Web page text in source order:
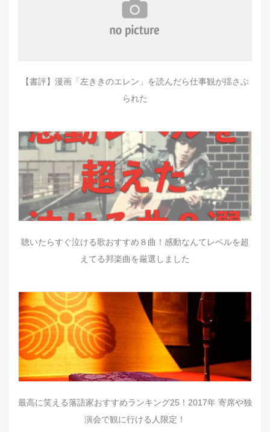
【書評】漫画「左ききのエレン」を読んだら仕事観が揺さぶ
られた
聴いたらすぐ泣ける歌おすすめ８曲！感動なんてレベルを超
えてる邦楽曲を厳選しました
最高に笑える落語家おすすめランキング25！2017年 寄席や独
演会で観に行ける人限定！